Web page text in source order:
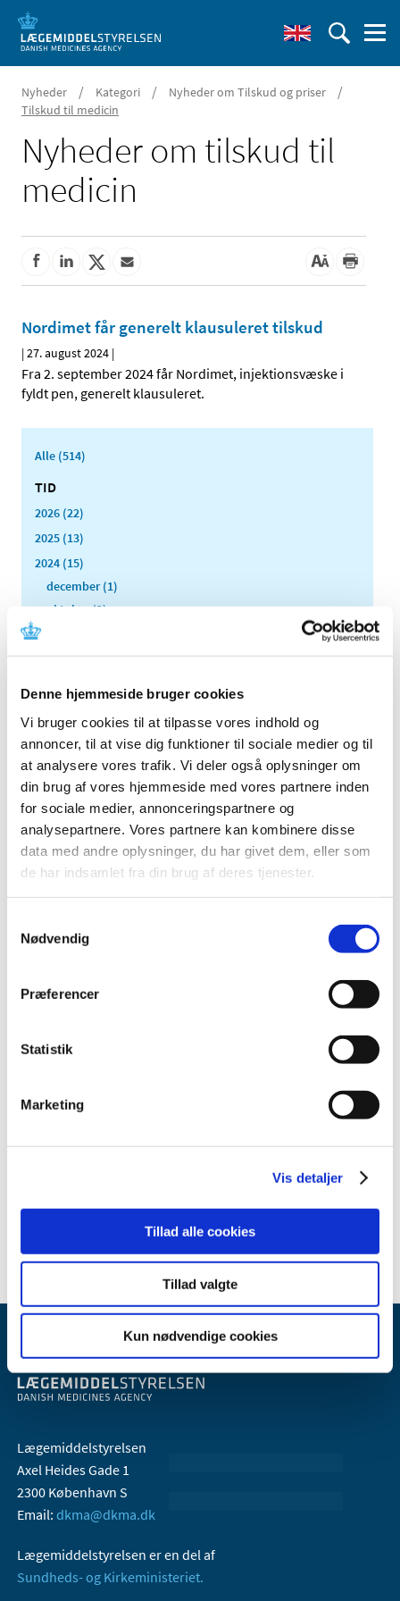
Denne hjemmeside bruger cookies
Vi bruger cookies til at tilpasse vores indhold og
annoncer, til at vise dig funktioner til sociale medier og til
at analysere vores trafik. Vi deler også oplysninger om
din brug af vores hjemmeside med vores partnere inden
for sociale medier, annonceringspartnere og
analysepartnere. Vores partnere kan kombinere disse
data med andre oplysninger, du har givet dem, eller som
de har indsamlet fra din brug af deres tjenester.
Nødvendig
Præferencer
Statistik
Marketing
Vis detaljer
Tillad alle cookies
Tillad valgte
Kun nødvendige cookies
Nyheder / Kategori / Nyheder om Tilskud og priser /
Tilskud til medicin
Nyheder om tilskud til
medicin
Nordimet får generelt klausuleret tilskud
|27. august 2024 |
Fra 2. september 2024 får Nordimet, injektionsvæske i
fyldt pen, generelt klausuleret.
Alle (514)
TID
2026 (22)
2025 (13)
2024 (15)
december (1)
oktober (2)
juni (2)
marts (2)
februar (2)
januar (2)
2023 (18)
2022 (10)
2021 (32)
2020 (13)
2019 (41)
2018 (46)
2016 (48)
2014 (44)
2012 (44)
2010 (7)
2008 (8)
Lægemiddelstyrelsen
Axel Heides Gade 1
2300 København S
Email: dkma@dkma.dk
Lægemiddelstyrelsen er en del af
Sundheds- og Kirkeministeriet.